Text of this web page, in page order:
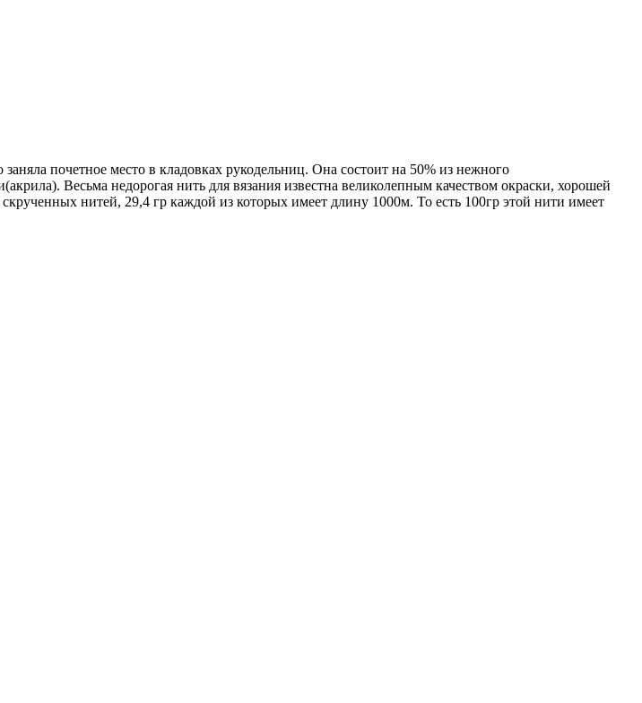
почетное место в кладовках рукодельниц. Она состоит на 50% из нежного
Весьма недорогая нить для вязания известна великолепным качеством окраски, хорошей
нитей, 29,4 гр каждой из которых имеет длину 1000м. То есть 100гр этой нити имеет